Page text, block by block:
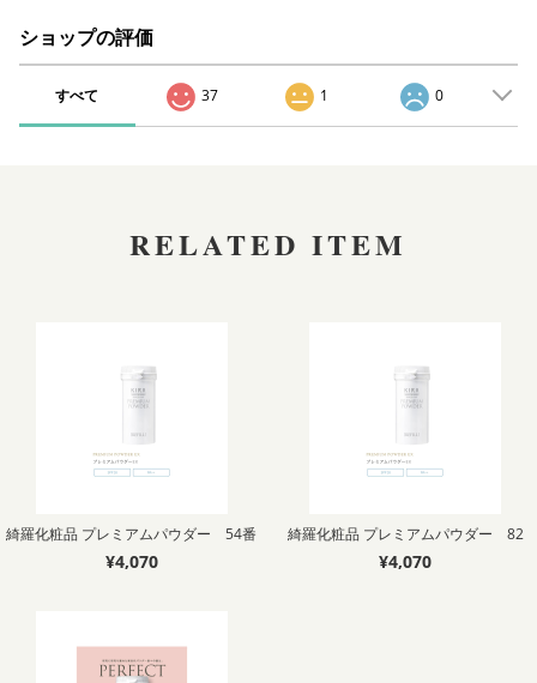
ショップの評価
すべて 37 1 0
RELATED ITEM
綺羅化粧品 プレミアムパウダー 54番
¥4,070
綺羅化粧品 プレミアムパウダー 82
¥4,070